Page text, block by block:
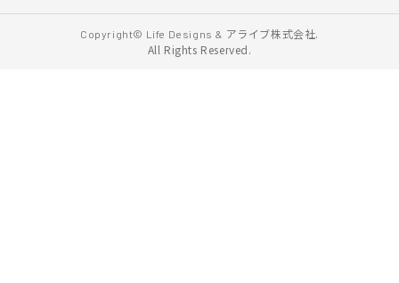
Copyright© Life Designs & アライブ株式会社.
All Rights Reserved.